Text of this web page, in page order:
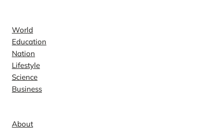
World
Education
Nation
Lifestyle
Science
Business
About